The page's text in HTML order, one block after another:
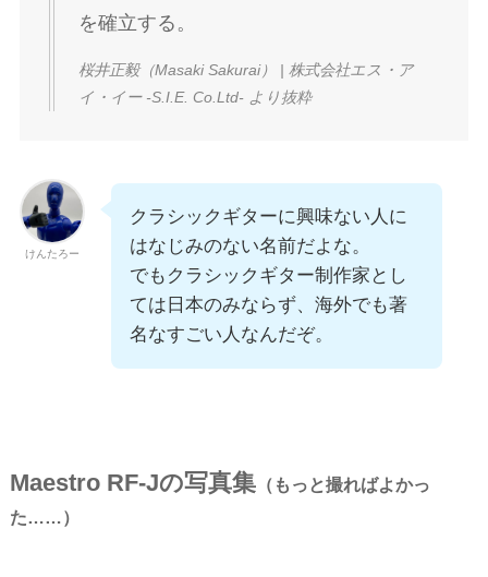
を確立する。
桜井正毅（Masaki Sakurai） | 株式会社エス・ア
イ・イー -S.I.E. Co.Ltd- より抜粋
けんたろー
クラシックギターに興味ない人に
はなじみのない名前だよな。
でもクラシックギター制作家とし
ては日本のみならず、海外でも著
名なすごい人なんだぞ。
Maestro RF-Jの写真集（もっと撮ればよかっ
た……）